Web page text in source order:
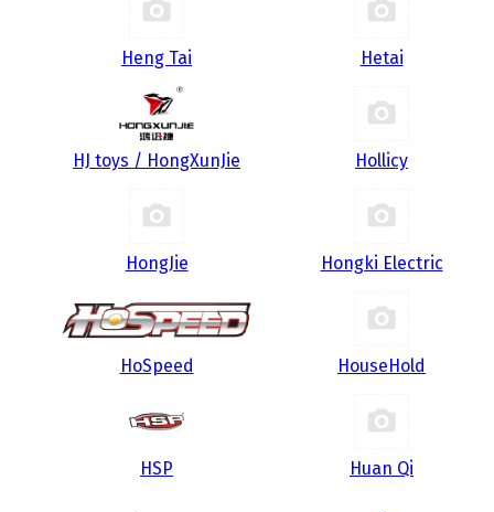
Heng Tai Hetai
HJ toys / HongXunJie Hollicy
HongJie Hongki Electric
HoSpeed HouseHold
HSP Huan Qi